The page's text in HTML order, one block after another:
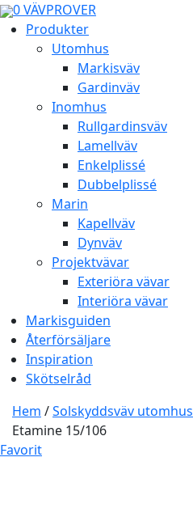
0VÄVPROVER
Produkter
Utomhus
Markisväv
Gardinväv
Inomhus
Rullgardinsväv
Lamellväv
Enkelplissé
Dubbelplissé
Marin
Kapellväv
Dynväv
Projektvävar
Exteriöra vävar
Interiöra vävar
Markisguiden
Återförsäljare
Inspiration
Skötselråd
Hem /Solskyddsväv utomhus
Etamine 15/106
Favorit